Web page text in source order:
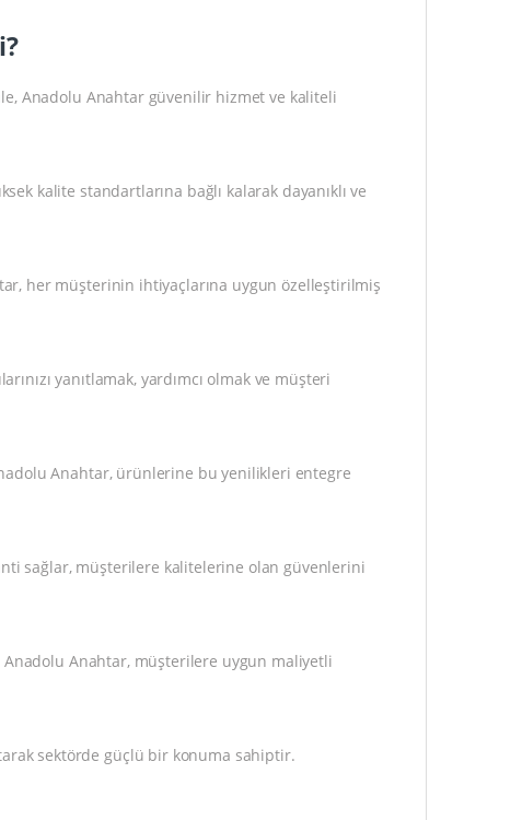
Anadolu Anahtar güvenilir hizmet ve kaliteli
kalite standartlarına bağlı kalarak dayanıklı ve
her müşterinin ihtiyaçlarına uygun özelleştirilmiş
yanıtlamak, yardımcı olmak ve müşteri
Anahtar, ürünlerine bu yenilikleri entegre
sağlar, müşterilere kalitelerine olan güvenlerini
Anahtar, müşterilere uygun maliyetli
sektörde güçlü bir konuma sahiptir.